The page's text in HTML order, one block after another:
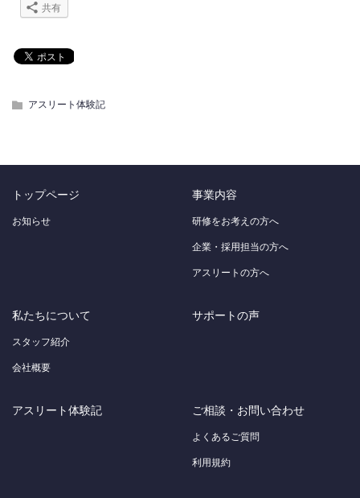
共有
アスリート体験記
トップページ
お知らせ
事業内容
研修をお考えの方へ
企業・採用担当の方へ
アスリートの方へ
私たちについて
スタッフ紹介
会社概要
サポートの声
アスリート体験記 ご相談・お問い合わせ
よくあるご質問
利用規約